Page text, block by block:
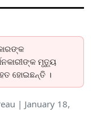
ମୃତ୍ୟୁ
ହୋଇଛନ୍ତି ।
| January 18,